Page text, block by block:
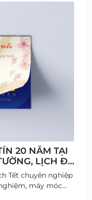
20 NĂM TẠI
LỊCH ĐỂ
Tết chuyên nghiệp
máy móc